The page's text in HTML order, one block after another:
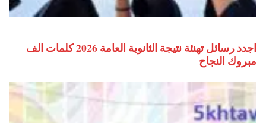
اجدد رسائل تهنئة نتيجة الثانوية العامة 2026 كلمات الف
مبروك النجاح